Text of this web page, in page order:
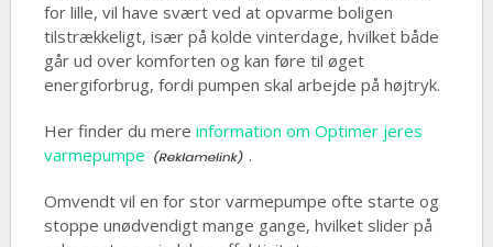
for lille, vil have svært ved at opvarme boligen
tilstrækkeligt, især på kolde vinterdage, hvilket både
går ud over komforten og kan føre til øget
energiforbrug, fordi pumpen skal arbejde på højtryk.
Her finder du mere information om Optimer jeres
varmepumpe
.
Omvendt vil en for stor varmepumpe ofte starte og
stoppe unødvendigt mange gange, hvilket slider på